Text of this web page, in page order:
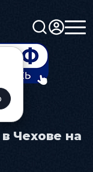
Чехове на